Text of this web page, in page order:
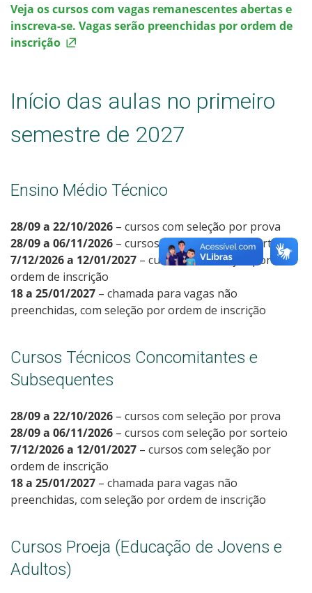
Veja os cursos com vagas remanescentes abertas e
inscreva-se. Vagas serão preenchidas por ordem de
inscrição
Início das aulas no primeiro
semestre de 2027
Ensino Médio Técnico
28/09 a 22/10/2026 – cursos com seleção por prova
28/09 a 06/11/2026 – cursos com seleção por sorteio
7/12/2026 a 12/01/2027 – cursos com seleção por
ordem de inscrição
18 a 25/01/2027 – chamada para vagas não
preenchidas, com seleção por ordem de inscrição
Cursos Técnicos Concomitantes e
Subsequentes
28/09 a 22/10/2026 – cursos com seleção por prova
28/09 a 06/11/2026 – cursos com seleção por sorteio
7/12/2026 a 12/01/2027 – cursos com seleção por
ordem de inscrição
18 a 25/01/2027 – chamada para vagas não
preenchidas, com seleção por ordem de inscrição
Cursos Proeja (Educação de Jovens e
Adultos)